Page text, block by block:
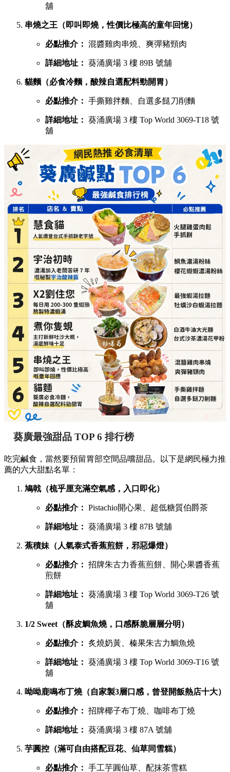
舖
串燒之王（即叫即燒，性價比極高的童年回憶）
必點推介： 混醬雞肉串燒、爽彈豬頸肉
詳細地址： 葵涌廣場 3 樓 89B 號舖
貓麵（必食冷麵，酸辣自選配料勁開胃）
必點推介： 手撕雞拌麵、自選多餸刀削麵
詳細地址： 葵涌廣場 3 樓 Top World 3069-T18 號
舖
葵廣最強甜品 TOP 6 排行榜
吃完鹹食，當然要預留胃部空間品嚐甜品。以下是網民極力推
薦的六大甜點名單：
鳩戟（梳乎厘充滿空氣感，入口即化）
必點推介： Pistachio開心果、超低糖質伯爵茶
詳細地址： 葵涌廣場 3 樓 87B 號舖
蕉積妹（人氣泰式香蕉煎餅，邪惡爆燈）
必點推介： 招牌朱古力香蕉煎餅、開心果醬香蕉
煎餅
詳細地址： 葵涌廣場 3 樓 Top World 3069-T26 號
舖
1/2 Sweet（酥皮鯛魚燒，口感酥脆層層分明）
必點推介： 炙燒奶黃、榛果朱古力鯛魚燒
詳細地址： 葵涌廣場 3 樓 Top World 3069-T16 號
舖
呦呦鹿鳴布丁燒（自家製3層口感，曾登開飯熱店十大）
必點推介： 招牌椰子布丁燒、咖啡布丁燒
詳細地址： 葵涌廣場 3 樓 87A 號舖
芋圓控（滿可自由搭配豆花、仙草同雪糕）
必點推介： 手工芋圓仙草、配抹茶雪糕